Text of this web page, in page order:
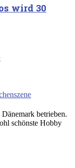
wird 30
betrieben.
schönste Hobby